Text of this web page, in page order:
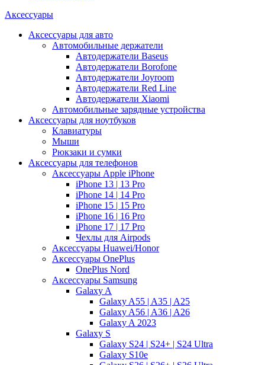
Аксессуары
Аксессуары для авто
Автомобильные держатели
Автодержатели Baseus
Автодержатели Borofone
Автодержатели Joyroom
Автодержатели Red Line
Автодержатели Xiaomi
Автомобильные зарядные устройства
Аксессуары для ноутбуков
Клавиатуры
Мыши
Рюкзаки и сумки
Аксессуары для телефонов
Аксессуары Apple iPhone
iPhone 13 | 13 Pro
iPhone 14 | 14 Pro
iPhone 15 | 15 Pro
iPhone 16 | 16 Pro
iPhone 17 | 17 Pro
Чехлы для Airpods
Аксессуары Huawei/Honor
Аксессуары OnePlus
OnePlus Nord
Аксессуары Samsung
Galaxy A
Galaxy A55 | A35 | A25
Galaxy A56 | A36 | A26
Galaxy A 2023
Galaxy S
Galaxy S24 | S24+ | S24 Ultra
Galaxy S10e